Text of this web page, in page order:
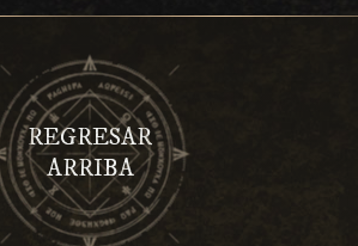
REGRESAR
ARRIBA